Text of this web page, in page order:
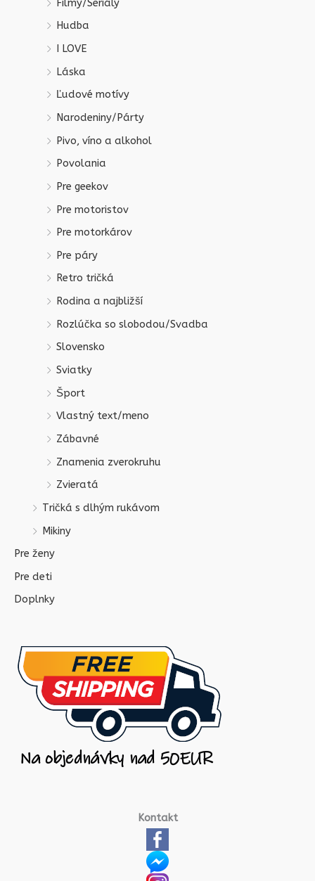
Filmy/Seriály
Hudba
I LOVE
Láska
Ľudové motívy
Narodeniny/Párty
Pivo, víno a alkohol
Povolania
Pre geekov
Pre motoristov
Pre motorkárov
Pre páry
Retro tričká
Rodina a najbližší
Rozlúčka so slobodou/Svadba
Slovensko
Sviatky
Šport
Vlastný text/meno
Zábavné
Znamenia zverokruhu
Zvieratá
Tričká s dlhým rukávom
Mikiny
Pre ženy
Pre deti
Doplnky
Kontakt